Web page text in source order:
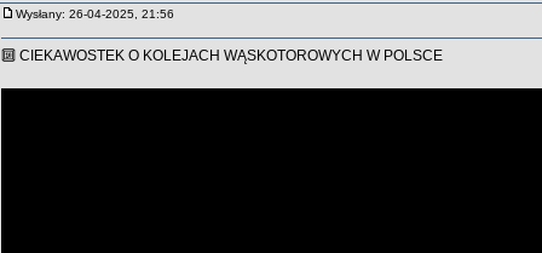
Wysłany: 26-04-2025, 21:56
🔟 CIEKAWOSTEK O KOLEJACH WĄSKOTOROWYCH W POLSCE